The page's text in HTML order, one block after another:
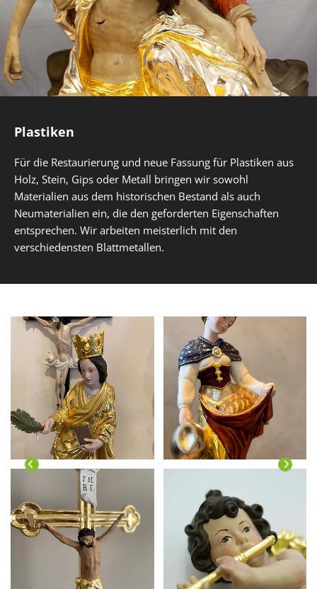
Plastiken
Für die Restaurierung und neue Fassung für Plastiken aus
Holz, Stein, Gips oder Metall bringen wir sowohl
Materialien aus dem historischen Bestand als auch
Neumaterialien ein, die den geforderten Eigenschaften
entsprechen. Wir arbeiten meisterlich mit den
verschiedensten Blattmetallen.